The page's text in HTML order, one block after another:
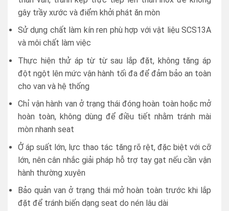
gây trầy xước và điểm khởi phát ăn mòn
Sử dụng chất làm kín ren phù hợp với vật liệu SCS13A
và môi chất làm việc
Thực hiện thử áp từ từ sau lắp đặt, không tăng áp
đột ngột lên mức vận hành tối đa để đảm bảo an toàn
cho van và hệ thống
Chỉ vận hành van ở trạng thái đóng hoàn toàn hoặc mở
hoàn toàn, không dùng để điều tiết nhằm tránh mài
mòn nhanh seat
Ở áp suất lớn, lực thao tác tăng rõ rệt, đặc biệt với cỡ
lớn, nên cân nhắc giải pháp hỗ trợ tay gạt nếu cần vận
hành thường xuyên
Bảo quản van ở trạng thái mở hoàn toàn trước khi lắp
đặt để tránh biến dạng seat do nén lâu dài